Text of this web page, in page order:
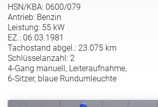
HSN/KBA: 0600/079
Antrieb: Benzin
Leistung: 55 kW
EZ.: 06.03.1981
Tachostand abgel.: 23.075 km
Schlüsselanzahl: 2
4-Gang manuell, Leiteraufnahme,
6-Sitzer, blaue Rundumleuchte